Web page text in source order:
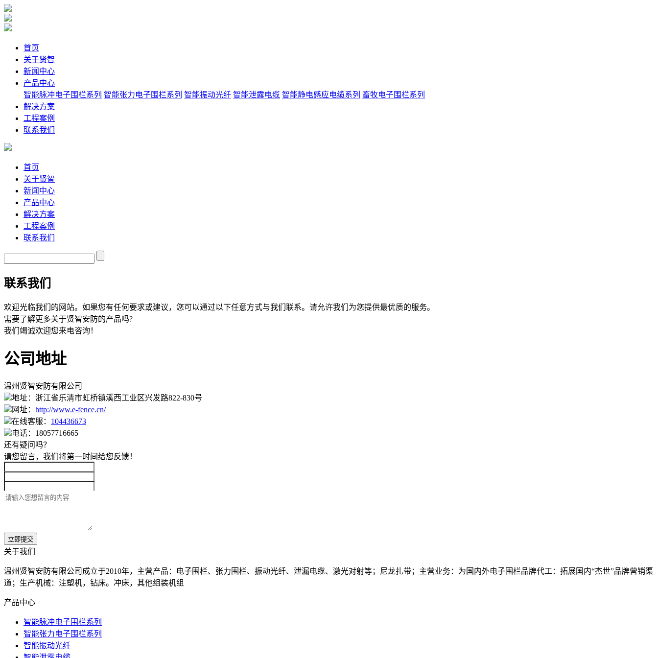
首页
关于贤智
新闻中心
产品中心
智能脉冲电子围栏系列 智能张力电子围栏系列 智能振动光纤 智能泄露电缆 智能静电感应电缆系列 畜牧电子围栏系列
解决方案
工程案例
联系我们
首页
关于贤智
新闻中心
产品中心
解决方案
工程案例
联系我们
联系我们
欢迎光临我们的网站。如果您有任何要求或建议，您可以通过以下任意方式与我们联系。请允许我们为您提供最优质的服务。
需要了解更多关于贤智安防的产品吗?
我们竭诚欢迎您来电咨询！
公司地址
温州贤智安防有限公司
地址：浙江省乐清市虹桥镇溪西工业区兴发路822-830号
网址： http://www.e-fence.cn/
在线客服： 104436673
电话：18057716665
还有疑问吗？
请您留言，我们将第一时间给您反馈！
关于我们
温州贤智安防有限公司成立于2010年，主营产品：电子围栏、张力围栏、振动光纤、泄漏电缆、激光对射等；尼龙扎带；主营业务：为国内外电子围栏品牌代工：拓展国内“杰世”品牌营销渠
道；生产机械：注塑机，钻床。冲床，其他组装机组
产品中心
智能脉冲电子围栏系列
智能张力电子围栏系列
智能振动光纤